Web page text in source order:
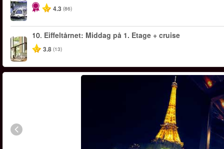
4.3 (86)
10. Eiffeltårnet: Middag på 1. Etage + cruise
3.8 (13)